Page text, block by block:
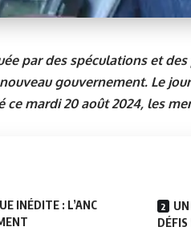
par des spéculations et
gouvernement. Le
ce mardi 20 août 2024, les
INÉDITE : L’ANC